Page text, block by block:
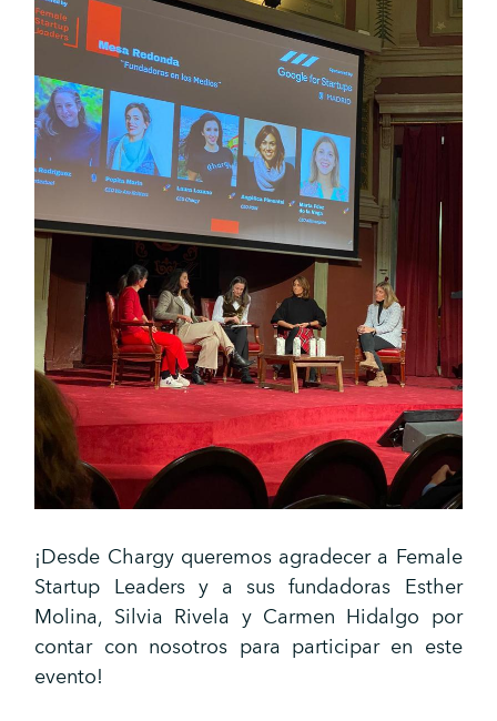
¡Desde Chargy queremos agradecer a Female
Startup Leaders y a sus fundadoras Esther
Molina, Silvia Rivela y Carmen Hidalgo por
contar con nosotros para participar en este
evento!